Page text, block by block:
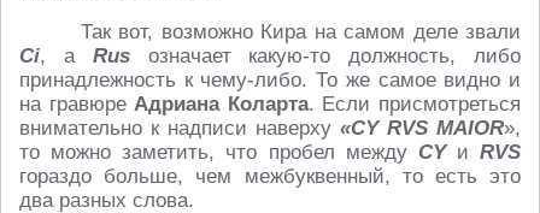
Так вот, возможно Кира на самом деле звали
Ci, а Rusозначает какую-то должность, либо
принадлежность к чему-либо. То же самое видно и
на гравюреАдриана Коларта. Если присмотреться
внимательно к надписи наверху «CY RVS MAIOR»,
то можно заметить, что пробел между CYи RVS
гораздо больше, чем межбуквенный, то есть это
два разных слова.